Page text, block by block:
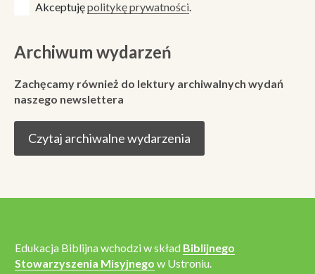
Akceptujępolitykę prywatności
Archiwum wydarzeń
Zachęcamy również do lektury archiwalnych wydań
naszego newslettera
Czytaj archiwalne wydarzenia
Edukacja Biblijna wchodzi w skład Biblijnego
Stowarzyszenia Misyjnego w Ustroniu.